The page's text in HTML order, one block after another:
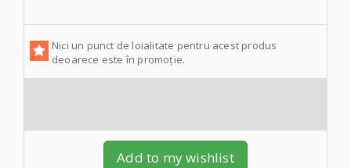
Nici un punct de loialitate pentru acest produs
deoarece este în promoție.
Add to my wishlist